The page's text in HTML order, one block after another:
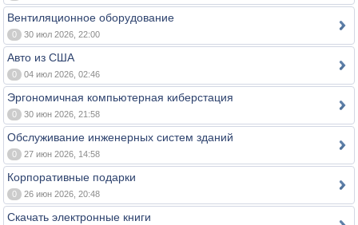
Вентиляционное оборудование
0 30 июл 2026, 22:00
Авто из США
0 04 июл 2026, 02:46
Эргономичная компьютерная киберстация
0 30 июн 2026, 21:58
Обслуживание инженерных систем зданий
0 27 июн 2026, 14:58
Корпоративные подарки
0 26 июн 2026, 20:48
Скачать электронные книги